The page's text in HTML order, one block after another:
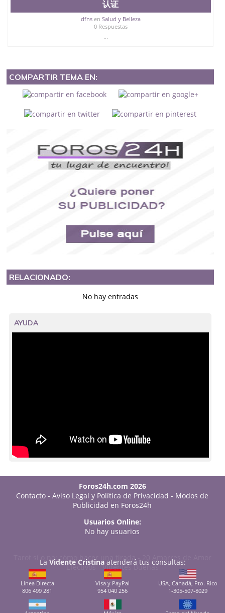
认证
dfnsen Salud y Belleza
0 Respuestas
...
COMPARTIR TEMA EN:
RELACIONADO:
No hay entradas
AYUDA
Foros24h.com 2026
Contacto -Aviso Legal y Política de Privacidad - Modos de
Publicidad en Foros24h
Usuarios Online:
No hay usuarios
Tarot sí o no: cómo hacer una tirada-
20 Amarres de Amor
Efectivos-Videntes Buenas
La Vidente Cristinaatenderá tus consultas:
Línea Directa
806 499 281
Visa y PayPal
954 040 256
USA, Canadá, Pto. Rico
1-305-507-8029